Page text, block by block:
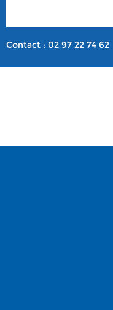
Contact : 02 97 22 74 62